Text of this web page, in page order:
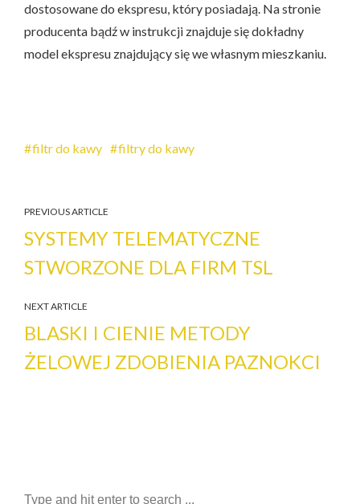
dostosowane do ekspresu, który posiadają. Na stronie
producenta bądź w instrukcji znajduje się dokładny
model ekspresu znajdujący się we własnym mieszkaniu.
filtr do kawy filtry do kawy
PREVIOUS ARTICLE
SYSTEMY TELEMATYCZNE
STWORZONE DLA FIRM TSL
NEXT ARTICLE
BLASKI I CIENIE METODY
ŻELOWEJ ZDOBIENIA PAZNOKCI